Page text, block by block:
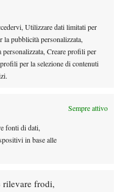
Utilizzare dati limitati per
pubblicità personalizzata,
Creare profili per
per la selezione di contenuti
Sempre attivo
fonti di dati,
in base alle
rilevare frodi,